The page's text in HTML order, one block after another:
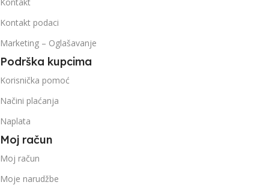
Kontakt podaci
Marketing – Oglašavanje
Podrška kupcima
Korisnička pomoć
Načini plaćanja
Naplata
Moj račun
Moj račun
Moje narudžbe